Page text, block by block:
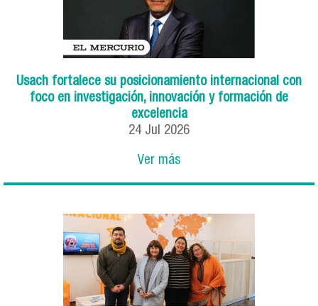
Usach fortalece su posicionamiento internacional con
foco en investigación, innovación y formación de
excelencia
24 Jul 2026
Ver más